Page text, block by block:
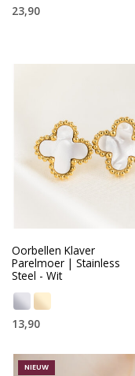
23,90
Oorbellen Klaver
Parelmoer | Stainless
Steel - Wit
13,90
NIEUW